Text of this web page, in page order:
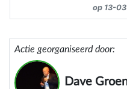
op 13-
Actie georganiseerd door:
Dave